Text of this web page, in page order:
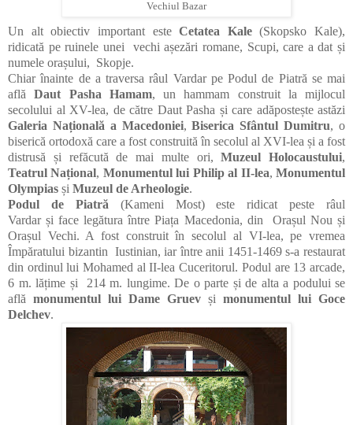
Vechiul Bazar
Un alt obiectiv important esteCetatea Kale(Skopsko Kale),
ridicată pe ruinele unei vechi așezări romane, Scupi, care a dat și
numele orașului, Skopje.
Chiar înainte de a traversa râul Vardar pe Podul de Piatră se mai
aflăDaut Pasha Hamam, un hammam construit la mijlocul
secolului al XV-lea, de către Daut Pasha și care adăpostește astăzi
Galeria Națională a Macedoniei,Biserica Sfântul Dumitru,o
biserică ortodoxă care a fost construită în secolul al XVI-lea și a fost
distrusă și refăcută de mai multe ori,Muzeul Holocaustului,
Teatrul Național, Monumentul lui Philip al II-lea,Monumentul
Olympias și Muzeul de Arheologie.
Podul de Piatră (Kameni Most) este ridicat peste râul
Vardar și face legătura între Piața Macedonia, din Orașul Nou și
Orașul Vechi. A fost construit în secolul al VI-lea, pe vremea
Împăratului bizantin Iustinian, iar între anii 1451-1469 s-a restaurat
din ordinul lui Mohamed al II-lea Cuceritorul. Podul are 13 arcade,
6 m. lățime și 214 m. lungime. De o parte și de alta a podului se
află monumentul lui Dame Gruev și monumentul lui Goce
Delchev.